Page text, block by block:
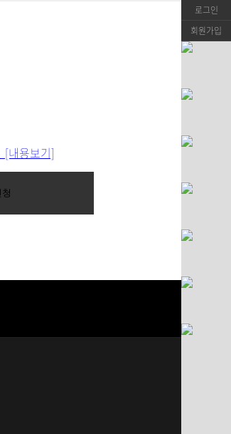
로그인
회원가입
[내용보기]